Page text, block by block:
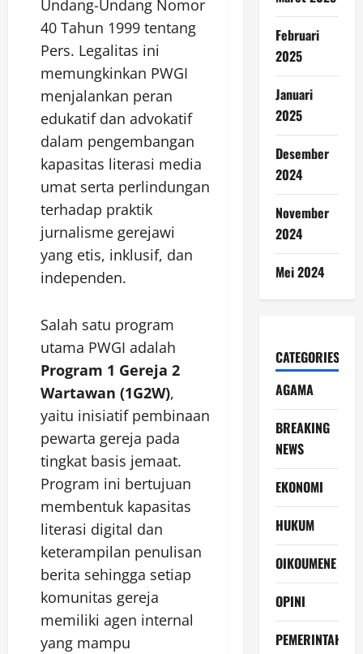
Undang-Undang Nomor
40 Tahun 1999 tentang
Pers. Legalitas ini
memungkinkan PWGI
menjalankan peran
edukatif dan advokatif
dalam pengembangan
kapasitas literasi media
umat serta perlindungan
terhadap praktik
jurnalisme gerejawi
yang etis, inklusif, dan
independen.
Salah satu program
utama PWGI adalah
Program 1 Gereja 2
Wartawan (1G2W),
yaitu inisiatif pembinaan
pewarta gereja pada
tingkat basis jemaat.
Program ini bertujuan
membentuk kapasitas
literasi digital dan
keterampilan penulisan
berita sehingga setiap
komunitas gereja
memiliki agen internal
yang mampu
Februari
2025
Januari
2025
Desember
2024
November
2024
Mei 2024
CATEGORIES
AGAMA
BREAKING
NEWS
EKONOMI
HUKUM
OIKOUMENE
OPINI
PEMERINTAH